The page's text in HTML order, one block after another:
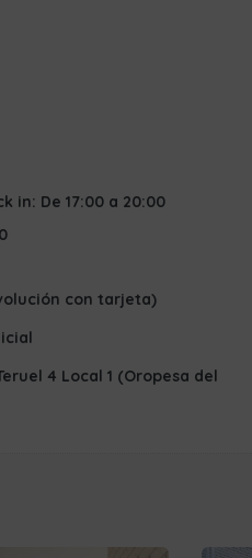
in: De 17:00 a 20:00
con tarjeta)
4 Local 1 (Oropesa del